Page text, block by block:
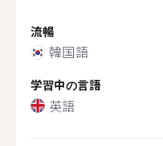
流暢
韓国語
学習中の言語
英語